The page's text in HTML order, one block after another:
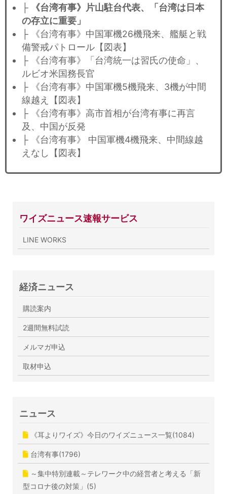
├
《台湾有事》片山駐台代表、「台湾は日本
の存立に重要」
├ 《台湾有事》中国軍機26機飛来、艦艇と戦
備警戒パトロール【図表】
├ 《台湾有事》「台湾統一は習氏の使命」、
ルビオ米国務長官
├ 《台湾有事》中国軍機5機飛来、3機が中間
線越え【図表】
├ 《台湾有事》高市首相が台湾有事に再言
及、中国が反発
├ 《台湾有事》 中国軍機4機飛来、中間線越
えなし【図表】
ワイズニュース速報サービス
LINE WORKS
経済ニュース
購読案内
2週間無料試読
メルマガ申込
取材申込
ニュース
《耳よりワイズ》今日のワイズニュース一覧(1084)
台湾有事(1796)
～集中特別連載～テレワーク中の経営者と考える「新
型コロナ後の対策」(5)